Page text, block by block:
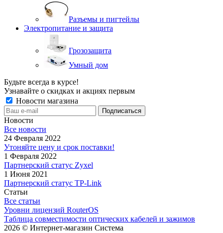
Разъемы и пигтейлы
Электропитание и защита
Грозозащита
Умный дом
Будьте всегда в курсе!
Узнавайте о скидках и акциях первым
Новости магазина
Новости
Все новости
24 Февраля 2022
Утоняйте цену и срок поставки!
1 Февраля 2022
Партнерский статус Zyxel
1 Июня 2021
Партнерский статус TP-Link
Статьи
Все статьи
Уровни лицензий RouterOS
Таблица совместимости оптических кабелей и зажимов
2026 © Интернет-магазин Система